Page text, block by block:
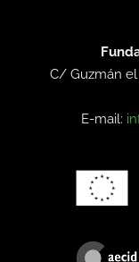
C/ Guzmán
E-mail: